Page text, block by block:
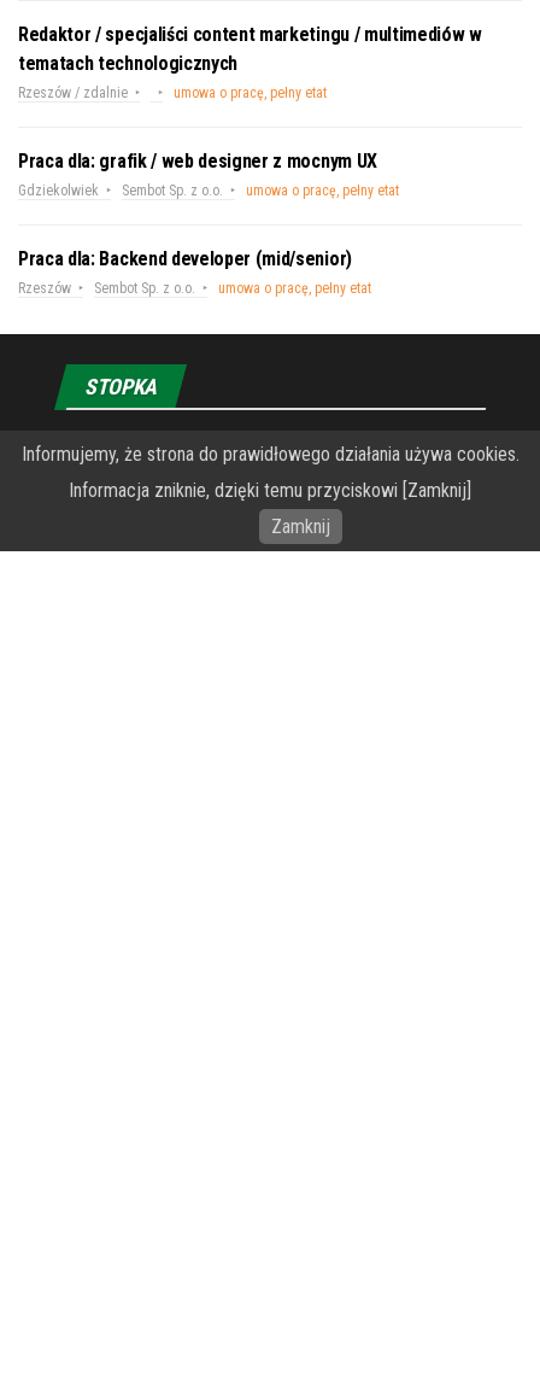
Redaktor / specjaliści content marketingu / multimediów w
tematach technologicznych
Rzeszów / zdalnie umowa o pracę, pełny etat
Praca dla: grafik / web designer z mocnym UX
Gdziekolwiek Sembot Sp. z o.o. umowa o pracę, pełny etat
Praca dla: Backend developer (mid/senior)
Rzeszów Sembot Sp. z o.o. umowa o pracę, pełny etat
STOPKA
O Fundacji PRZEkarpacie
Wykonanie portalu – specjaliści stron www WordPress
Informujemy, że strona do prawidłowego działania używa cookies.
Informacja zniknie, dzięki temu przyciskowi [Zamknij]
Zamknij